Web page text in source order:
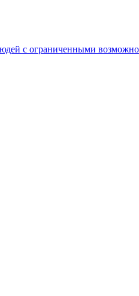
с ограниченными